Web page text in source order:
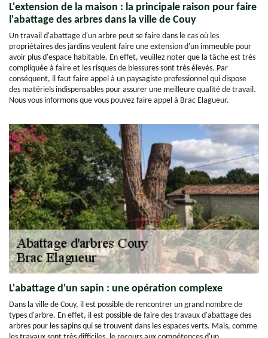
L'extension de la maison : la principale raison pour faire
l'abattage des arbres dans la ville de Couy
Un travail d'abattage d'un arbre peut se faire dans le cas où les
propriétaires des jardins veulent faire une extension d'un immeuble pour
avoir plus d'espace habitable. En effet, veuillez noter que la tâche est très
compliquée à faire et les risques de blessures sont très élevés. Par
conséquent, il faut faire appel à un paysagiste professionnel qui dispose
des matériels indispensables pour assurer une meilleure qualité de travail.
Nous vous informons que vous pouvez faire appel à Brac Elagueur.
L'abattage d'un sapin : une opération complexe
Dans la ville de Couy, il est possible de rencontrer un grand nombre de
types d'arbre. En effet, il est possible de faire des travaux d'abattage des
arbres pour les sapins qui se trouvent dans les espaces verts. Mais, comme